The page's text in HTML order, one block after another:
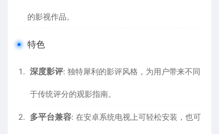
的影视作品。
特色
深度影评: 独特犀利的影评风格，为用户带来不同
于传统评分的观影指南。
多平台兼容: 在安卓系统电视上可轻松安装，也可